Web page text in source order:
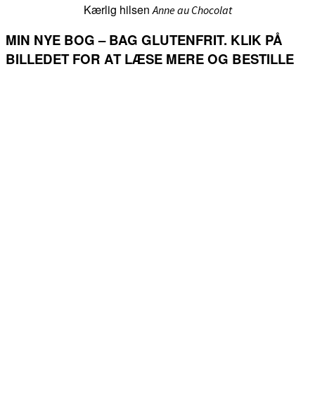
Kærlig hilsenAnne au Chocolat
MIN NYE BOG – BAG GLUTENFRIT. KLIK PÅ
BILLEDET FOR AT LÆSE MERE OG BESTILLE